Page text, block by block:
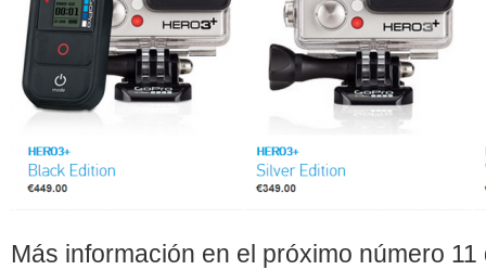
Más información en el próximo número 11